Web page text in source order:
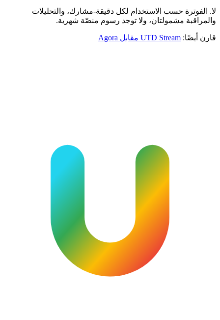
لا. الفوترة حسب الاستخدام لكل دقيقة-مشارك، والتحليلات
والمراقبة مشمولتان، ولا توجد رسوم منصّة شهرية.
قارن أيضًا: UTD Stream مقابل Agora